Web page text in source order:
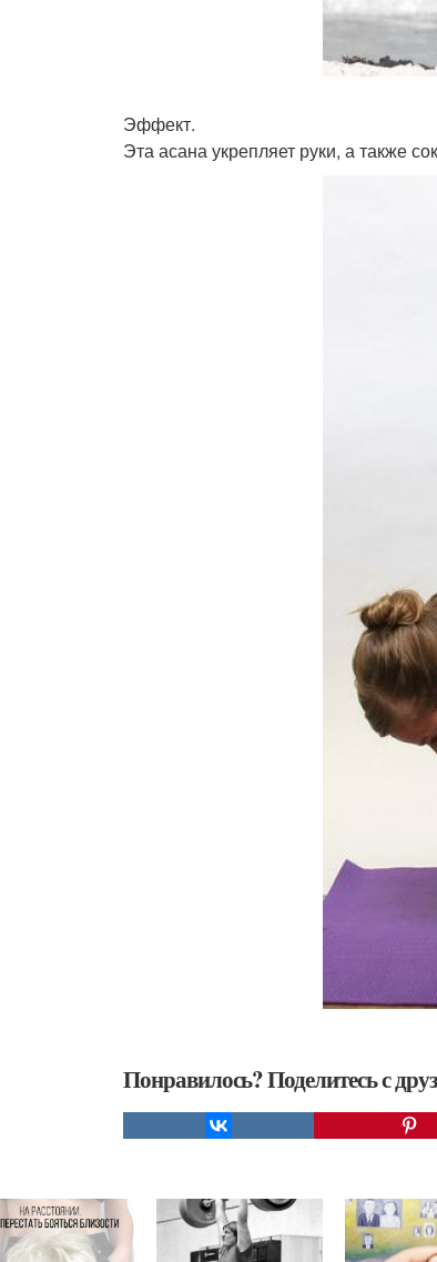
Эффект.
Эта асана укрепляет руки, а также
Понравилось? Поделитесь с